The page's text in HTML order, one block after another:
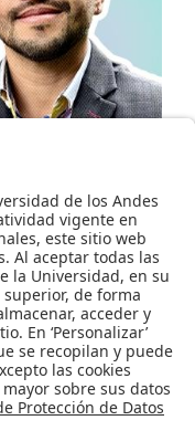
nuevo
Educativo y